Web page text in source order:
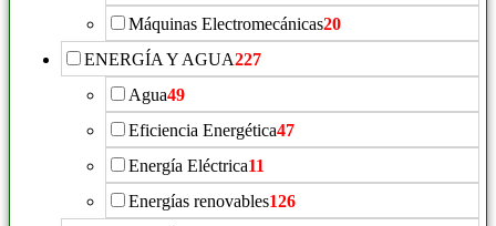
Máquinas Electromecánicas20
ENERGÍA Y AGUA227
Agua49
Eficiencia Energética47
Energía Eléctrica11
Energías renovables126